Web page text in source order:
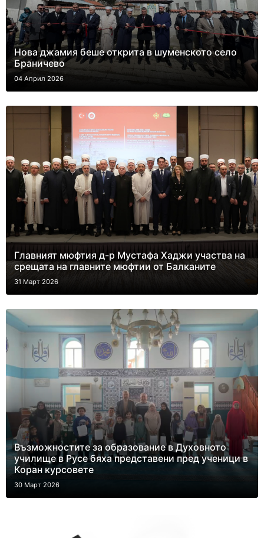
Нова джамия беше открита в шуменското село
Браничево
04 Април 2026
Главният мюфтия д-р Мустафа Хаджи участва на
срещата на главните мюфтии от Балканите
31 Март 2026
Възможностите за образование в Духовното
училище в Русе бяха представени пред ученици в
Коран курсовете
30 Март 2026